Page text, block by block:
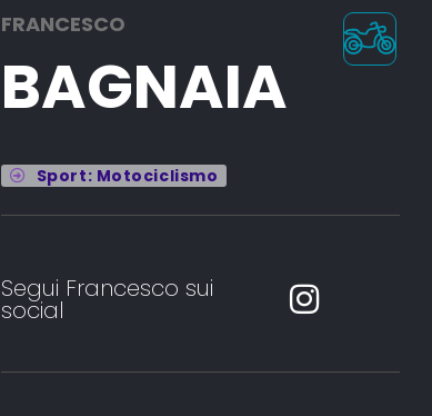
FRANCESCO
BAGNAIA
Sport: Motociclismo
Segui Francesco sui
social